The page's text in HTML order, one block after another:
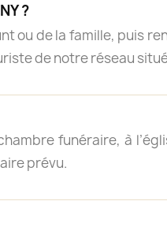
?
ou de la famille, puis
de notre réseau
funéraire, à
prévu.